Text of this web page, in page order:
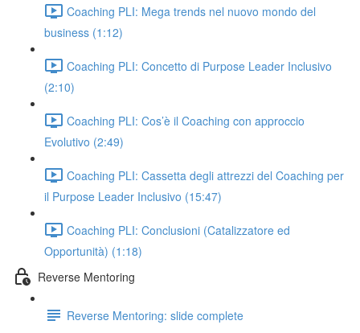
Coaching PLI: Mega trends nel nuovo mondo del
business (1:12)
Coaching PLI: Concetto di Purpose Leader Inclusivo
(2:10)
Coaching PLI: Cos’è il Coaching con approccio
Evolutivo (2:49)
Coaching PLI: Cassetta degli attrezzi del Coaching per
il Purpose Leader Inclusivo (15:47)
Coaching PLI: Conclusioni (Catalizzatore ed
Opportunità) (1:18)
Reverse Mentoring
Reverse Mentoring: slide complete